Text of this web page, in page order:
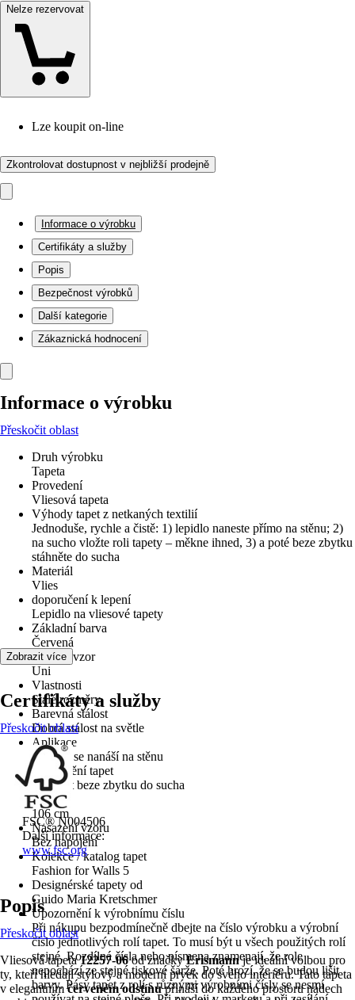
Nelze rezervovat
Lze koupit on-line
Zkontrolovat dostupnost v nejbližší prodejně
Informace o výrobku
Certifikáty a služby
Popis
Bezpečnost výrobků
Další kategorie
Zákaznická hodnocení
Informace o výrobku
Přeskočit oblast
Druh výrobku
Tapeta
Provedení
Vliesová tapeta
Výhody tapet z netkaných textilií
Jednoduše, rychle a čistě: 1) lepidlo naneste přímo na stěnu; 2)
na sucho vložte roli tapety – měkne ihned, 3) a poté beze zbytku
stáhněte do sucha
Materiál
Vlies
doporučení k lepení
Lepidlo na vliesové tapety
Základní barva
Červená
Dekor / vzor
Uni
Vlastnosti
Stálé rozměry
Barevná stálost
Dobrá stálost na světle
Aplikace
Lepidlo se nanáší na stěnu
Odstranění tapet
Lze otřít beze zbytku do sucha
Šířka
106 cm
Nasazení vzoru
Bez napojení
Kolekce / katalog tapet
Fashion for Walls 5
Designérské tapety od
Guido Maria Kretschmer
Upozornění k výrobnímu číslu
Při nákupu bezpodmínečně dbejte na číslo výrobku a výrobní
číslo jednotlivých rolí tapet. To musí být u všech použitých rolí
stejné. Rozdílná čísla nebo písmena znamenají, že role
nepochází ze stejné tiskové šarže. Poté hrozí, že se budou lišit
barvy. Pásy tapet z rolí s různými výrobními čísly se nesmí
Zobrazit více
Certifikáty a služby
Přeskočit oblast
FSC® N004506
Další informace:
www.fsc.org
Popis
Přeskočit oblast
Vliesová tapeta12257-06od značkyErismannje ideální volbou pro
ty, kteří hledají stylový a moderní prvek do svého interiéru. Tato tapeta
v elegantnímčerveném odstínupřináší do každého prostoru nádech